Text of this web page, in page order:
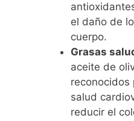
el daño de
cuerpo.
Grasas
aceite de
reconocidos
salud
reducir el